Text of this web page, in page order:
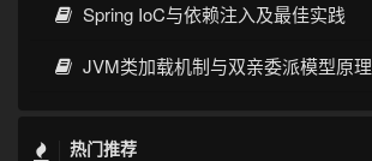
Spring IoC与依赖注入及最佳实践
JVM类加载机制与双亲委派模型原理
热门推荐